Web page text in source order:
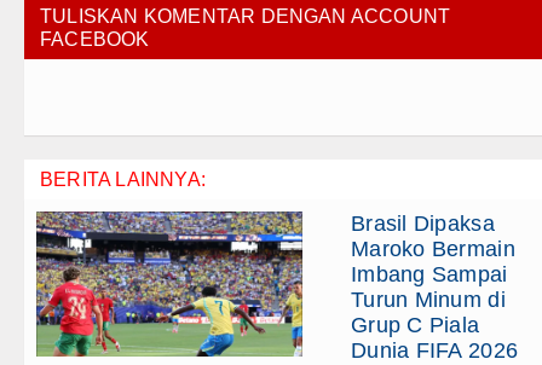
TULISKAN KOMENTAR DENGAN ACCOUNT
FACEBOOK
BERITA LAINNYA:
Brasil Dipaksa
Maroko Bermain
Imbang Sampai
Turun Minum di
Grup C Piala
Dunia FIFA 2026